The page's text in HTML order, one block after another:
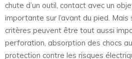
chute d’un outil, contact avec un
importante sur l’avant du pied. Mais
critères peuvent être tout aussi
perforation, absorption des chocs
protection contre les risques